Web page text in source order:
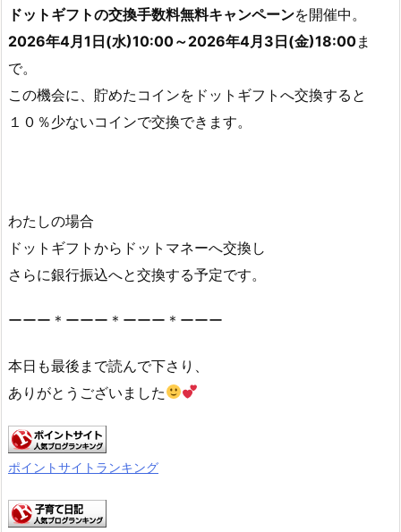
ドットギフトの交換手数料無料キャンペーンを開催中。
2026年4月1日(水)10:00～2026年4月3日(金)18:00ま
で。
この機会に、貯めたコインをドットギフトへ交換すると
１０％少ないコインで交換できます。
わたしの場合
ドットギフトからドットマネーへ交換し
さらに銀行振込へと交換する予定です。
ーーー＊ーーー＊ーーー＊ーーー
本日も最後まで読んで下さり、
ありがとうございました
ポイントサイトランキング